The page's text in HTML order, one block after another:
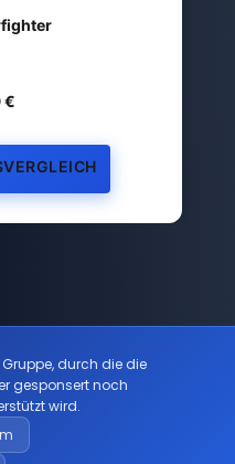
€
Gruppe, durch die die
gesponsert noch
wird.